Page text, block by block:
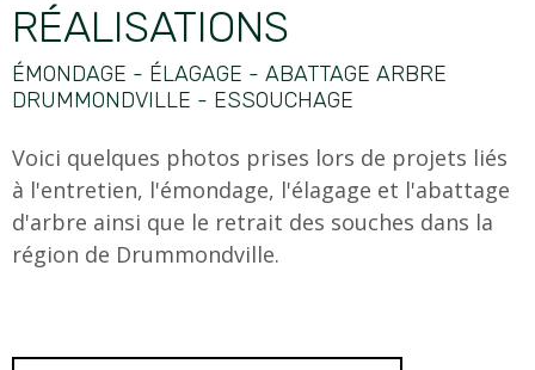
RÉALISATIONS
ÉMONDAGE - ÉLAGAGE - ABATTAGE ARBRE
DRUMMONDVILLE - ESSOUCHAGE
Voici quelques photos prises lors de projets liés
à l'entretien, l'émondage, l'élagage et l'abattage
d'arbre ainsi que le retrait des souches dans la
région de Drummondville.